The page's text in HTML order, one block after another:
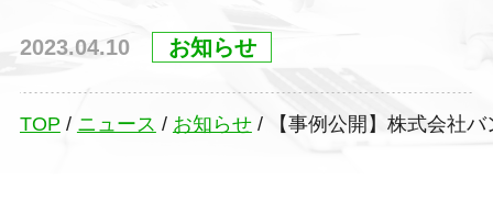
2023.04.10 お知らせ
TOP / ニュース / お知らせ/ 【事例公開】株式会社